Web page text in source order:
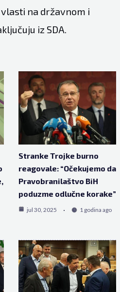
na državnom i
iz SDA.
Stranke Trojke burno
reagovale: “Očekujemo da
Pravobranilaštvo BiH
poduzme odlučne korake”
jul 30, 2025 1 godina ago